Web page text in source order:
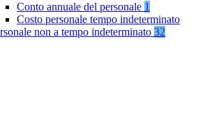
Conto annuale del personale 1
Costo personale tempo indeterminato
non a tempo indeterminato 32